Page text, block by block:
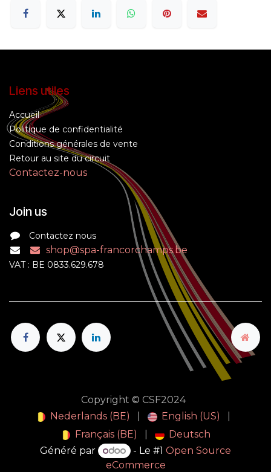
Liens utiles
Accueil
Politique de confidentialité
Conditions générales de vente
Retour au site du circuit
Contactez-nous
Join us
Contactez nous
shop@spa-francorchamps.be
VAT : BE 0833.629.678
Copyright © CSF2024
Nederlands (BE)
English (US)
Français (BE)
Deutsch
Généré par
- Le #1Open Source
eCommerce